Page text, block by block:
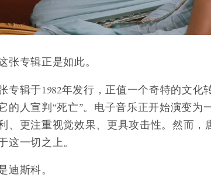
张专辑正是如此。
专辑于1982年发行，正值一个奇特的文
的人宣判“死亡”。电子音乐正开始演变
、更注重视觉效果、更具攻击性。然而
这一切之上。
迪斯科。